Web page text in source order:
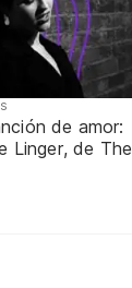
de amor:
Linger, de The